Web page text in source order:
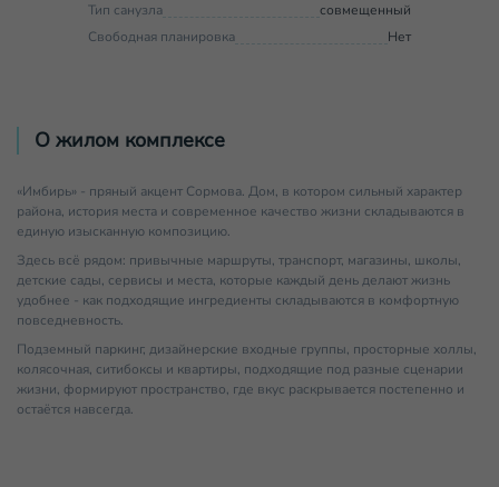
Тип санузла
совмещенный
Свободная планировка
Нет
О жилом комплексе
«Имбирь» - пряный акцент Сормова. Дом, в котором сильный характер
района, история места и современное качество жизни складываются в
единую изысканную композицию.
Здесь всё рядом: привычные маршруты, транспорт, магазины, школы,
детские сады, сервисы и места, которые каждый день делают жизнь
удобнее - как подходящие ингредиенты складываются в комфортную
повседневность.
Подземный паркинг, дизайнерские входные группы, просторные холлы,
колясочная, ситибоксы и квартиры, подходящие под разные сценарии
жизни, формируют пространство, где вкус раскрывается постепенно и
остаётся навсегда.